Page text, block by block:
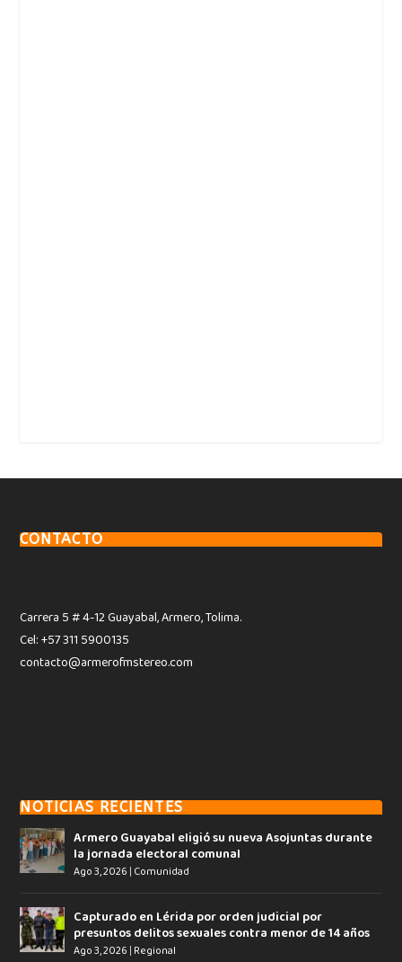
CONTACTO
Carrera 5 # 4-12 Guayabal, Armero, Tolima.
Cel: +57 311 5900135
contacto@armerofmstereo.com
NOTICIAS RECIENTES
Armero Guayabal eligió su nueva Asojuntas durante
la jornada electoral comunal
Ago 3, 2026 | Comunidad
Capturado en Lérida por orden judicial por
presuntos delitos sexuales contra menor de 14 años
Ago 3, 2026 | Regional